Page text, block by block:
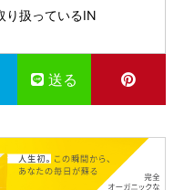
り扱っているIN
送る